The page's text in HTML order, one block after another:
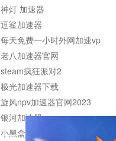
神灯 加速器
逗鲨加速器
每天免费一小时外网加速vp
老八加速器官网
steam疯狂派对2
极光加速器下载
旋风npv加速器官网2023
银河加速器
小黑盒加速器加速